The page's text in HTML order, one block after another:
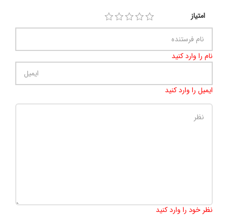
امتیاز
نام را وارد کنید
ایمیل را وارد کنید
نظر خود را وارد کنید